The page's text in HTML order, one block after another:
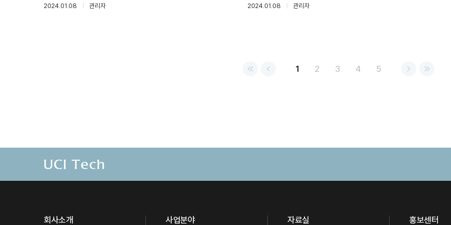
2024.01.08 관리자 2024.01.08 관리자
1 2 3 4 5
회사소개 사업분야 자료실 홍보센터